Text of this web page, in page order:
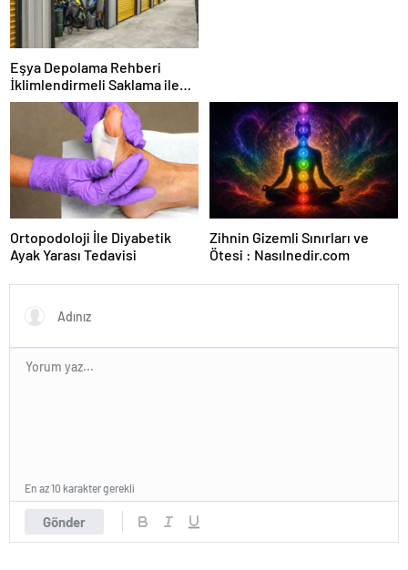
Eşya Depolama Rehberi
İklimlendirmeli Saklama ile
Güvenli Kullanım
Ortopodoloji İle Diyabetik
Ayak Yarası Tedavisi
Zihnin Gizemli Sınırları ve
Ötesi : Nasılnedir.com
Gönder
En az 10 karakter gerekli